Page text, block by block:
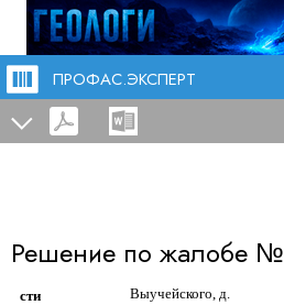
ПРОФАС.ЭКСПЕРТ
Решение по жалобе №
сти
Выучейского, д.